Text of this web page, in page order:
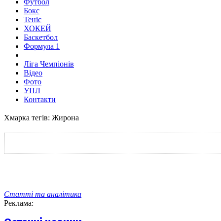
Футбол
Бокс
Теніс
ХОКЕЙ
Баскетбол
Формула 1
Ліга Чемпіонів
Відео
Фото
УПЛ
Контакти
Хмарка тегів: Жирона
Статті та аналітика
Реклама: